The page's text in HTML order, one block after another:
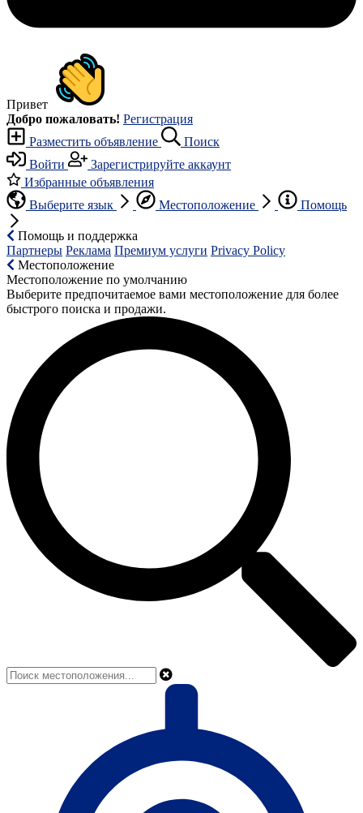
Привет
Добро пожаловать! Регистрация
Разместить объявление
Поиск
Войти
Зарегистрируйте аккаунт
Избранные объявления
Выберите язык
Местоположение Помощь
Помощь и поддержка
Партнеры Реклама Премиум услуги Privacy Policy
Местоположение
Местоположение по умолчанию
Выберите предпочитаемое вами местоположение для более
быстрого поиска и продажи.